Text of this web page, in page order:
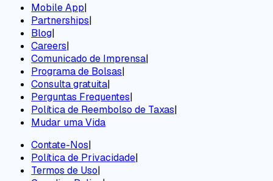
Mobile App|
Partnerships|
Blog|
Careers|
Comunicado de Imprensa|
Programa de Bolsas|
Consulta gratuita|
Perguntas Frequentes|
Política de Reembolso de Taxas|
Mudar uma Vida
Contate-Nos|
Política de Privacidade|
Termos de Uso|